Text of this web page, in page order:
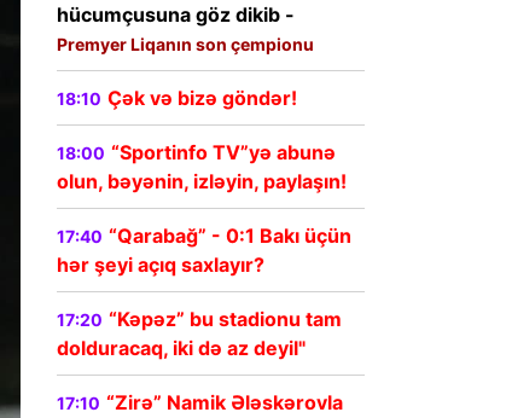
hücumçusuna göz dikib -
Premyer Liqanın son çempionu
18:10 Çək və bizə göndər!
18:00 “Sportinfo TV”yə abunə
olun, bəyənin, izləyin, paylaşın!
17:40 “Qarabağ” - 0:1 Bakı üçün
hər şeyi açıq saxlayır?
17:20 “Kəpəz” bu stadionu tam
dolduracaq, iki də az deyil"
17:10 “Zirə” Namik Ələskərovla